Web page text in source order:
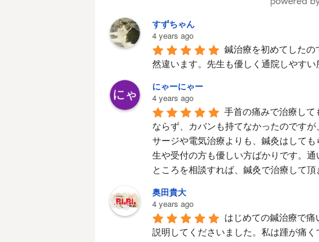
すずちゃん
4 years ago
鍼治療を初めてした
然違います。先生も優しく通院しやすい
にゃーにゃー
4 years ago
手首の痛みで治療して
ならず、カバンも持てなかったのです
サージや電気治療よりも、鍼灸はして
生や受付の方も優しい方ばかりです。
ところを相談すれば、鍼灸で治療して
奥田貴大
4 years ago
はじめての鍼治療で
説明してくださいました。私は踵が痛